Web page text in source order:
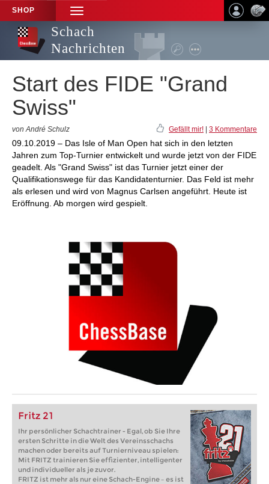
SHOP
TOGGLE
NAVIGATION
Schach
Nachrichten
Start des FIDE "Grand
Swiss"
von André Schulz Gefällt mir! 3 Kommentare
09.10.2019 – Das Isle of Man Open hat sich in den letzten
Jahren zum Top-Turnier entwickelt und wurde jetzt von der FIDE
geadelt. Als "Grand Swiss" ist das Turnier jetzt einer der
Qualifikationswege für das Kandidatenturnier. Das Feld ist mehr
als erlesen und wird von Magnus Carlsen angeführt. Heute ist
Eröffnung. Ab morgen wird gespielt.
Fritz 21
Ihr persönlicher Schachtrainer - Egal, ob Sie Ihre
ersten Schritte in die Welt des Vereinsschachs
machen oder bereits auf Turnierniveau spielen:
Mit FRITZ trainieren Sie effizienter, intelligenter
und individueller als je zuvor.
FRITZ ist mehr als nur eine Schach-Engine – es ist